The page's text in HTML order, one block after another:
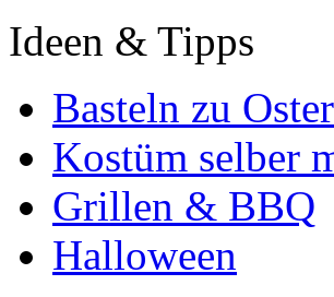
Ideen & Tipps
Basteln zu
Kostüm selber
Grillen & BBQ
Halloween